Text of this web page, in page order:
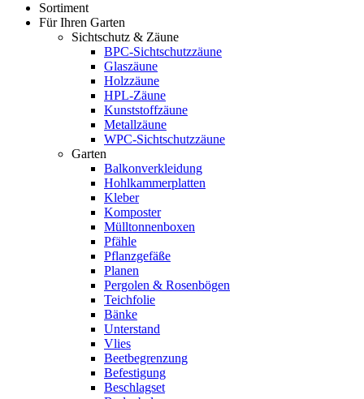
Sortiment
Für Ihren Garten
Sichtschutz & Zäune
BPC-Sichtschutzzäune
Glaszäune
Holzzäune
HPL-Zäune
Kunststoffzäune
Metallzäune
WPC-Sichtschutzzäune
Garten
Balkonverkleidung
Hohlkammerplatten
Kleber
Komposter
Mülltonnenboxen
Pfähle
Pflanzgefäße
Planen
Pergolen & Rosenbögen
Teichfolie
Bänke
Unterstand
Vlies
Beetbegrenzung
Befestigung
Beschlagset